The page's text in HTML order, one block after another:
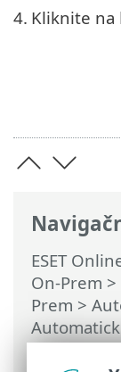
ESET
On-Prem >
Prem >
4. Kliknite na